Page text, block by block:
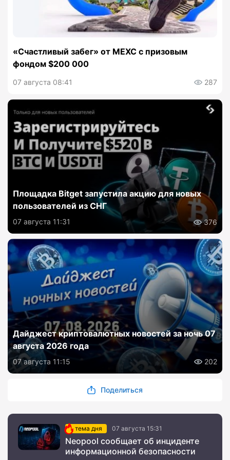
«Счастливый забег» от MEXC с призовым
фондом $200 000
07 августа 08:41 287
Площадка Bitget запустила акцию для новых
пользователей из СНГ
07 августа 11:31 376
Дайджест криптовалютных новостей за ночь 07
августа 2026 года
07 августа 11:15 202
Поделиться
тема дня 07 августа 15:31
Neopool сообщает об инциденте
информационной безопасности